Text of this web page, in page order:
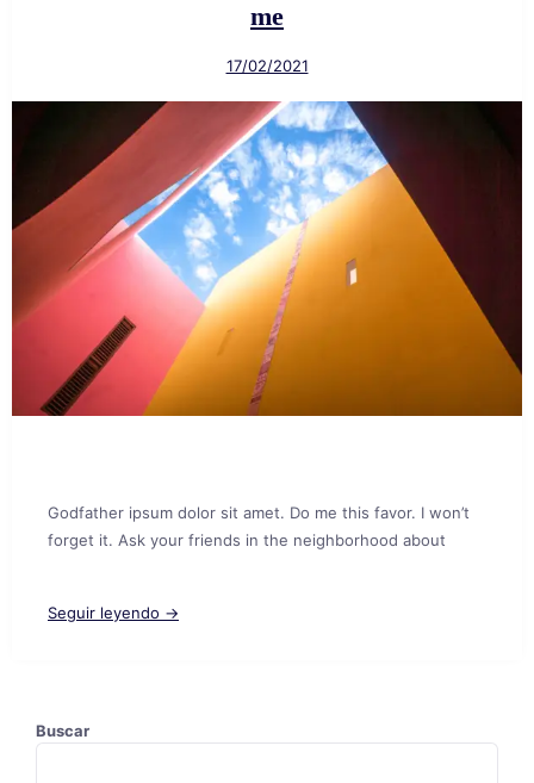
me
17/02/2021
Godfather ipsum dolor sit amet. Do me this favor. I won’t
forget it. Ask your friends in the neighborhood about
Seguir leyendo →
Buscar